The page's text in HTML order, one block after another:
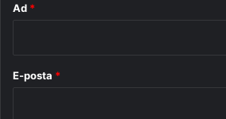
Ad *
E-posta *